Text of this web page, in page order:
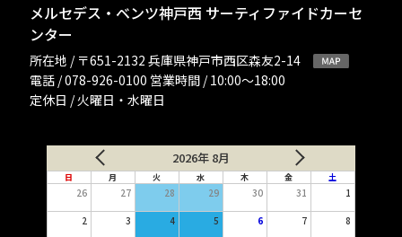
メルセデス・ベンツ神戸西 サーティファイドカーセ
ンター
所在地 / 〒651-2132 兵庫県神戸市西区森友2-14
電話 / 078-926-0100 営業時間 / 10:00〜18:00
定休日 / 火曜日・水曜日
2026年 8月
日 月 火 水 木 金 土
26 27 28 29 30 31 1
2 3 4 5 6 7 8